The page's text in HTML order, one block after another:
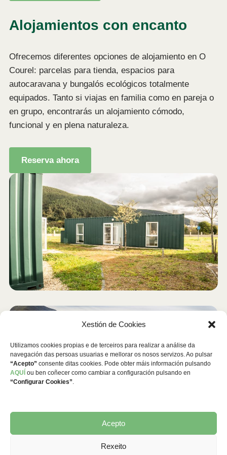
Xestión de Cookies
Utilizamos cookies propias e de terceiros para realizar a análise da
navegación das persoas usuarias e mellorar os nosos servizos. Ao pulsar
“Acepto” consente ditas cookies. Pode obter máis información pulsando
AQUÍ ou ben coñecer como cambiar a configuración pulsando en
“Configurar Cookies”.
Acepto
Rexeito
Alojamientos con encanto
Ofrecemos diferentes opciones de alojamiento en O
Courel: parcelas para tienda, espacios para
autocaravana y bungalós ecológicos totalmente
equipados. Tanto si viajas en familia como en pareja o
en grupo, encontrarás un alojamiento cómodo,
funcional y en plena naturaleza.
Reserva ahora